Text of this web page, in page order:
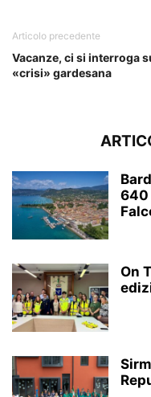
Articolo precedente
Vacanze, ci si interroga
«crisi» gardesana
640
On